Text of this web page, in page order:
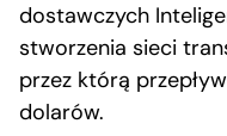
dostawczych
stworzenia sieci
przez którą
dolarów.